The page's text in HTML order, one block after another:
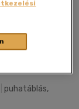
puhatáblás,